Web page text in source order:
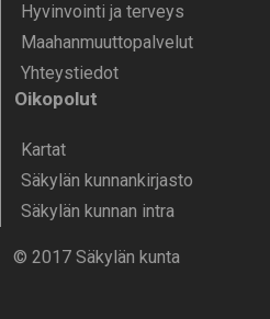
Hyvinvointi ja terveys
Maahanmuuttopalvelut
Yhteystiedot
Oikopolut
Kartat
Säkylän kunnankirjasto
Säkylän kunnan intra
© 2017 Säkylän kunta